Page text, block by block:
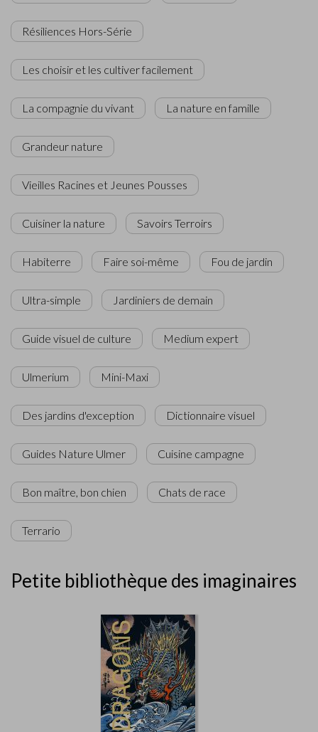
Résiliences Hors-Série
Les choisir et les cultiver facilement
La compagnie du vivant La nature en famille
Grandeur nature
Vieilles Racines et Jeunes Pousses
Cuisiner la nature Savoirs Terroirs
Habiterre Faire soi-même Fou de jardin
Ultra-simple Jardiniers de demain
Guide visuel de culture Medium expert
Ulmerium Mini-Maxi
Des jardins d'exception Dictionnaire visuel
Guides Nature Ulmer Cuisine campagne
Bon maître, bon chien Chats de race
Terrario
Petite bibliothèque des imaginaires